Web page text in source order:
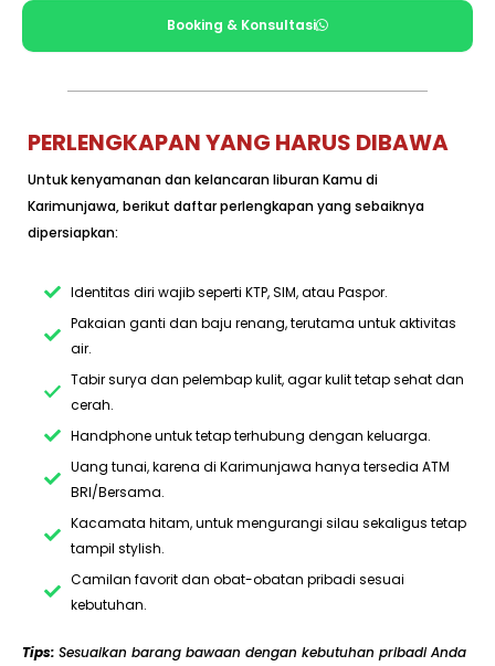
Booking & Konsultasi
PERLENGKAPAN YANG HARUS DIBAWA
Untuk kenyamanan dan kelancaran liburan Kamu di
Karimunjawa, berikut daftar perlengkapan yang sebaiknya
dipersiapkan:
Identitas diri wajib seperti KTP, SIM, atau Paspor.
Pakaian ganti dan baju renang, terutama untuk aktivitas
air.
Tabir surya dan pelembap kulit, agar kulit tetap sehat dan
cerah.
Handphone untuk tetap terhubung dengan keluarga.
Uang tunai, karena di Karimunjawa hanya tersedia ATM
BRI/Bersama.
Kacamata hitam, untuk mengurangi silau sekaligus tetap
tampil stylish.
Camilan favorit dan obat-obatan pribadi sesuai
kebutuhan.
Tips: Sesuaikan barang bawaan dengan kebutuhan pribadi Anda